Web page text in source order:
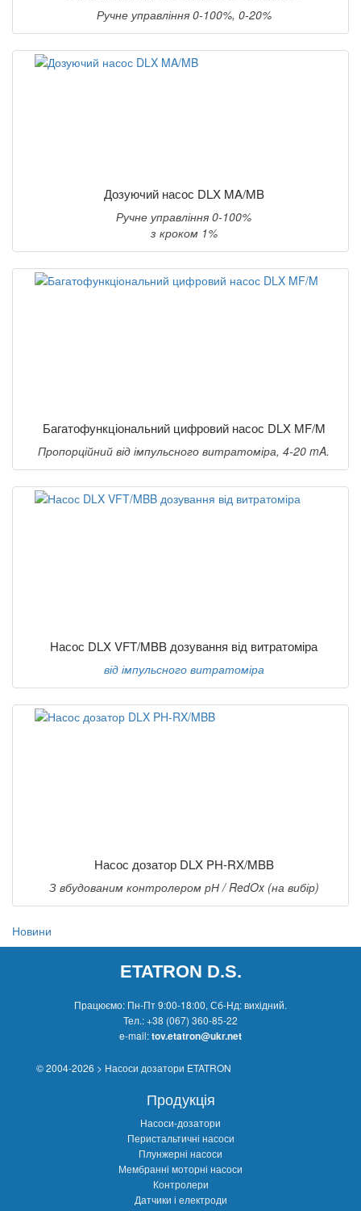
Ручне управління 0-100%, 0-20%
Дозуючий насос DLX MA/MB
Ручне управління 0-100%
з кроком 1%
Багатофункціональний цифровий насос DLX MF/M
Пропорційний від імпульсного витратоміра, 4-20 mA.
Насос DLX VFT/MBB дозування від витратоміра
від імпульсного витратоміра
Насос дозатор DLX PH-RX/MBB
З вбудованим контролером рН / RedOx (на вибір)
Новини
ETATRON D.S.
Працюємо: Пн-Пт 9:00-18:00, Сб-Нд: вихідний.
Тел.:+38 (067) 360-85-22
e-mail:tov.etatron@ukr.net
© 2004-2026 > Насоси дозатори ETATRON
Продукція
Насоси-дозатори
Перистальтичні насоси
Плунжерні насоси
Мембранні моторні насоси
Контролери
Датчики і електроди